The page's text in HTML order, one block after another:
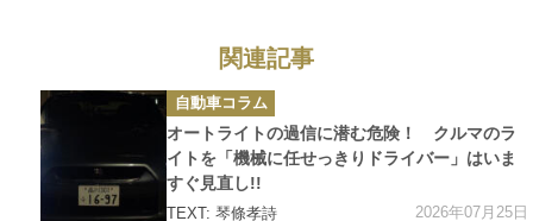
関連記事
カ
テ
ゴ
リ
ー
自動車コラム
オートライトの過信に潜む危険！ クルマのラ
イトを「機械に任せっきりドライバー」はいま
すぐ見直し!!
TEXT: 琴條孝詩 2026年07月25日